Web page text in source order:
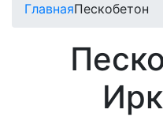
ГлавнаяПескобетон